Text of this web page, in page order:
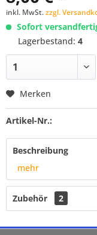
inkl. MwSt.zzgl.
Sofort
Lagerbestand: 4
Merken
Artikel-Nr.:
Beschreibung
mehr
Zubehör 2